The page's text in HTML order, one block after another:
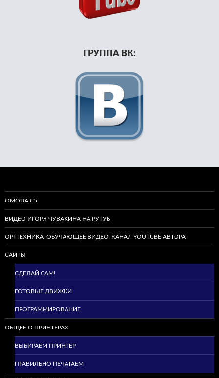
ГРУППА ВК:
OMODA C5
ВИДЕО ИГОРЯ ЧУВАКИНА НА РУТУБ
ОРГТЕХНИКА. ОБУЧАЮЩЕЕ ВИДЕО. КАНАЛ YOUTUBE АВТОРА
САЙТЫ
СДЕЛАЙ САМ!
ГОТОВЫЕ ДВИЖКИ
ПРОГРАММИРОВАНИЕ
ОБЩЕЕ О ПРИНТЕРАХ
ВЫБИРАЕМ ПРИНТЕР
ПРАВИЛЬНО ПЕЧАТАЕМ